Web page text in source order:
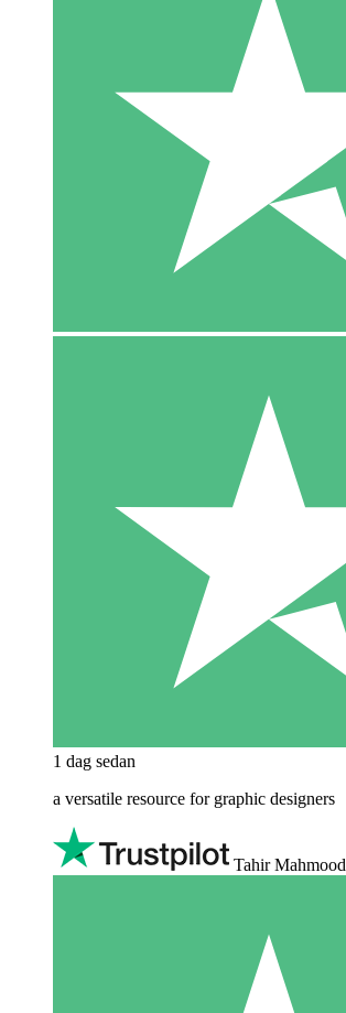
1 dag sedan
a versatile resource for graphic designers
Tahir Mahmood